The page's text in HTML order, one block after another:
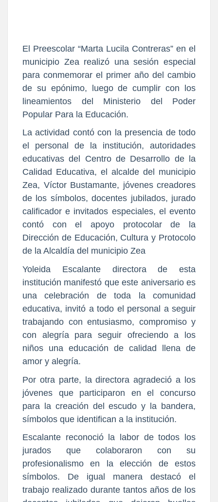
El Preescolar “Marta Lucila Contreras” en el
municipio Zea realizó una sesión especial
para conmemorar el primer año del cambio
de su epónimo, luego de cumplir con los
lineamientos del Ministerio del Poder
Popular Para la Educación.
La actividad contó con la presencia de todo
el personal de la institución, autoridades
educativas del Centro de Desarrollo de la
Calidad Educativa, el alcalde del municipio
Zea, Víctor Bustamante, jóvenes creadores
de los símbolos, docentes jubilados, jurado
calificador e invitados especiales, el evento
contó con el apoyo protocolar de la
Dirección de Educación, Cultura y Protocolo
de la Alcaldía del municipio Zea
Yoleida Escalante directora de esta
institución manifestó que este aniversario es
una celebración de toda la comunidad
educativa, invitó a todo el personal a seguir
trabajando con entusiasmo, compromiso y
con alegría para seguir ofreciendo a los
niños una educación de calidad llena de
amor y alegría.
Por otra parte, la directora agradeció a los
jóvenes que participaron en el concurso
para la creación del escudo y la bandera,
símbolos que identifican a la institución.
Escalante reconoció la labor de todos los
jurados que colaboraron con su
profesionalismo en la elección de estos
símbolos. De igual manera destacó el
trabajo realizado durante tantos años de los